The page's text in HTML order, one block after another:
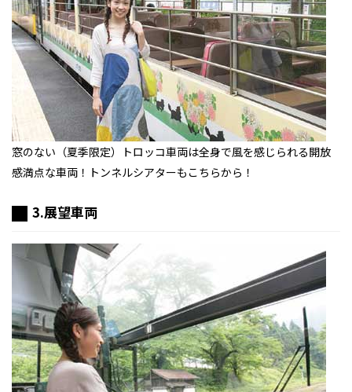
窓のない（夏季限定）トロッコ車両は全身で風を感じられる開放
感満点な車両！トンネルシアターもこちらから！
3.展望車両